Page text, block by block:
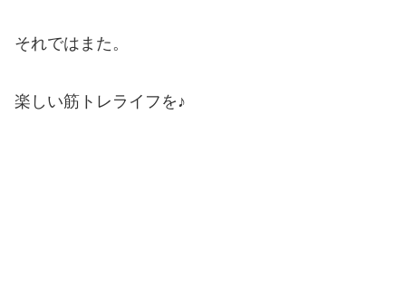
それではまた。
楽しい筋トレライフを♪